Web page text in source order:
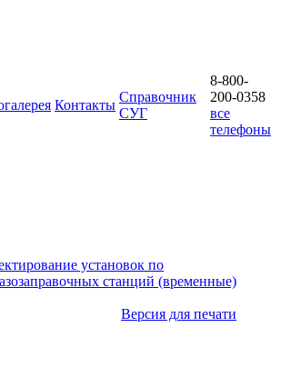
Контакты
Справочник
СУГ
8-800-
200-0358
все
телефоны
установок по
станций (временные)
Версия для печати